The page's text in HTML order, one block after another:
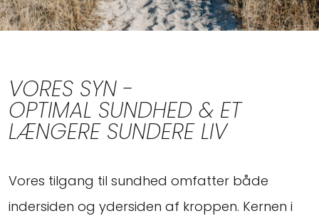
VORES SYN -
OPTIMAL SUNDHED & ET
LÆNGERE SUNDERE LIV
Vores tilgang til sundhed omfatter både
indersiden og ydersiden af kroppen. Kernen i